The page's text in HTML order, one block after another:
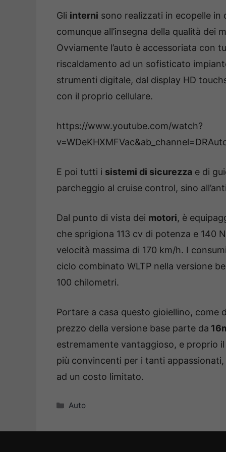
Gli interni sono realizzati in ecopelle
comunque all’insegna della qualità dei
Ovviamente l’auto è accessoriata con
riscaldamento ad un sofisticato
strumenti digitale, dal display HD
con il proprio cellulare.
https://www.youtube.com/watch?
E poi tutti i sistemi di sicurezza e di
parcheggio al cruise control, sino
Dal punto di vista dei motori, è
che sprigiona 113 cv di potenza e 140
velocità massima di 170 km/h. I
ciclo combinato WLTP nella versione
100 chilometri.
Portare a casa questo gioiellino, come
prezzo della versione base parte da
estremamente vantaggioso, e proprio
più convincenti per i tanti
ad un costo limitato.
Categorie
Auto